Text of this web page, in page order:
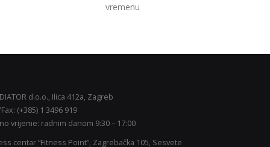
vremenu
d.o.o., Ilica 412a, Zagreb
(+385) 1 3496 919
vrijeme: radnim danom 9:30 – 17:00
centar “Fitness Point”, Zagrebačka 105, Sesvete